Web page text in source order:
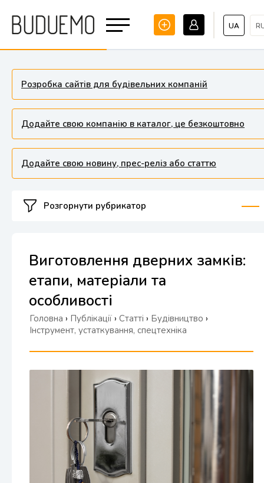
UA
Розробка сайтів для будівельних компаній
Додайте свою компанію в каталог, це безкоштовно
Додайте свою новину, прес-реліз або статтю
Розгорнути рубрикатор
Виготовлення дверних замків:
етапи, матеріали та
особливості
Головна › Публікації › Статті › Будівництво ›
Інструмент, устаткування, спецтехніка